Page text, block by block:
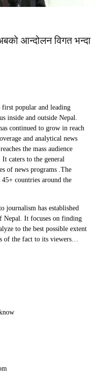
आन्दोलन विगत भन्दा
first popular and leading
inside and outside Nepal.
continued to grow in reach
and analytical news
the mass audience
caters to the general
of news programs .The
45+ countries around the
journalism has established
Nepal. It focuses on finding
to the best possible extent
of the fact to its viewers…